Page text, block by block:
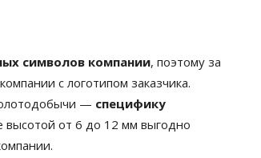
символов компании, поэтому за
с логотипом заказчика.
— специфику
от 6 до 12 мм выгодно